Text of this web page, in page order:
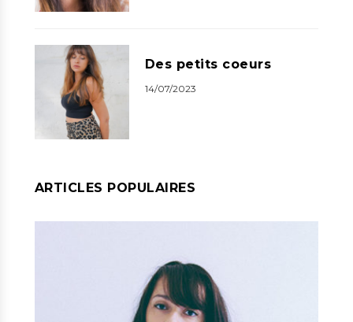
Des petits coeurs
14/07/2023
ARTICLES POPULAIRES